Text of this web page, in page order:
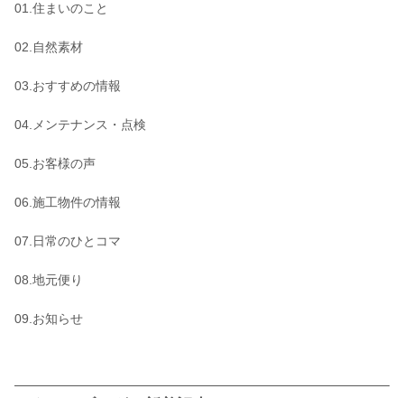
01.住まいのこと
02.自然素材
03.おすすめの情報
04.メンテナンス・点検
05.お客様の声
06.施工物件の情報
07.日常のひとコマ
08.地元便り
09.お知らせ